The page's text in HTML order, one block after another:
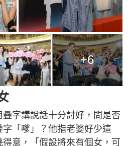
+6
字講說話十分討好，問是否
「嗲」？他指老婆好少這
意，「假設將來有個女，可